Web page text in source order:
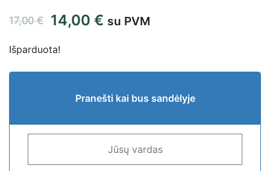
17,00€ 14,00 € su PVM
Išparduota!
Pranešti kai bus sandėlyje